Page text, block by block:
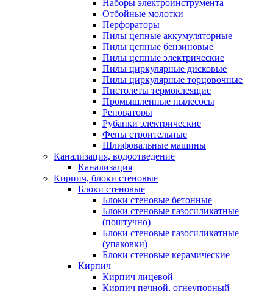
Наборы электроинструмента
Отбойные молотки
Перфораторы
Пилы цепные аккумуляторные
Пилы цепные бензиновые
Пилы цепные электрические
Пилы циркулярные дисковые
Пилы циркулярные торцовочные
Пистолеты термоклеящие
Промышленные пылесосы
Реноваторы
Рубанки электрические
Фены строительные
Шлифовальные машины
Канализация, водоотведение
Канализация
Кирпич, блоки стеновые
Блоки стеновые
Блоки стеновые бетонные
Блоки стеновые газосиликатные
(поштучно)
Блоки стеновые газосиликатные
(упаковки)
Блоки стеновые керамические
Кирпич
Кирпич лицевой
Кирпич печной, огнеупорный